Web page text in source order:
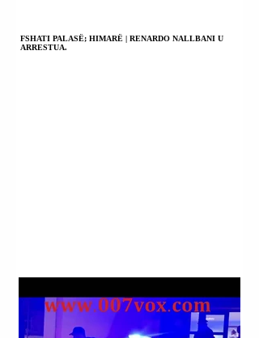
FSHATI PALASË; HIMARË | RENARDO NALLBANI U
ARRESTUA.